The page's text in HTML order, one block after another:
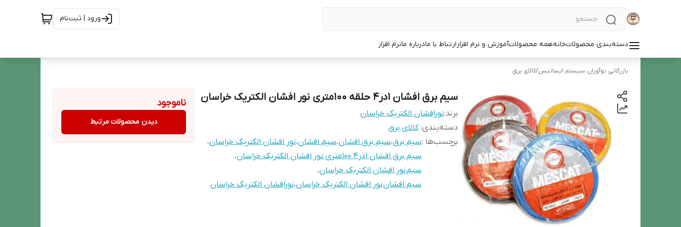
ورود | ثبت‌نام
دسته‌بندی محصولاتخانههمه محصولاتآموزش و نرم افزارارتباط با مادرباره مانرم افزار
بازرگانی نوآوران سیستم ایساتیس/کالای برق
سیم برق افشان 1در4 حلقه 100متری نور افشان الکتریک خراسان
برند:نورافشان الکتریک خراسان
دسته‌بندی:کالای برق
برچسب‌ها :سیم برق،سیم برق افشان،سیم افشان،نور افشان الکتریک خراسان،
سیم برق افشان 1در4 100متری نور افشان الکتریک خراسان
،
سیم نور افشان الکتریک خراسان،
سیم افشان نور افشان الکتریک خراسان،نورافشان الکتریک خراسان
ناموجود
دیدن محصولات مرتبط